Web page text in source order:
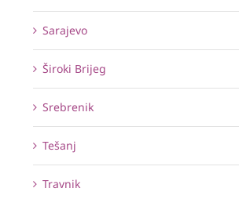
Sarajevo
Široki Brijeg
Srebrenik
Tešanj
Travnik